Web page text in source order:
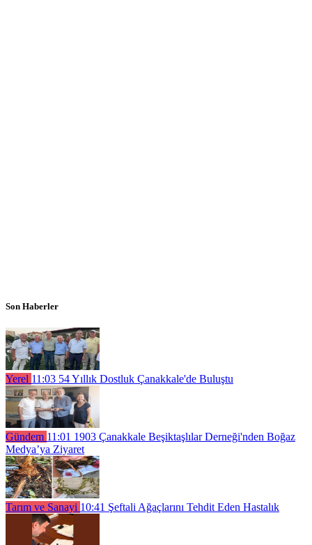
Son Haberler
Yerel 11:03 54 Yıllık Dostluk Çanakkale'de Buluştu
Gündem 11:01 1903 Çanakkale Beşiktaşlılar Derneği'nden Boğaz
Medya’ya Ziyaret
Tarım ve Sanayi 10:41 Şeftali Ağaçlarını Tehdit Eden Hastalık